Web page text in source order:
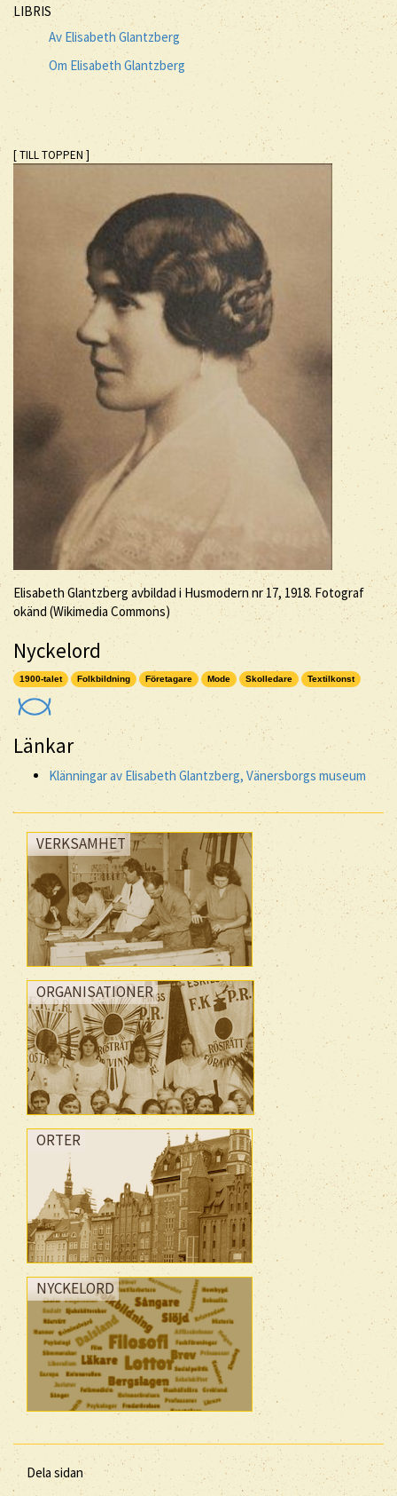
LIBRIS
Av Elisabeth Glantzberg
Om Elisabeth Glantzberg
[ TILL TOPPEN ]
Elisabeth Glantzberg avbildad i Husmodern nr 17, 1918. Fotograf
okänd (Wikimedia Commons)
Nyckelord
1900-talet Folkbildning Företagare Mode Skolledare Textilkonst
Länkar
Klänningar av Elisabeth Glantzberg, Vänersborgs museum
VERKSAMHET
ORGANISATIONER
ORTER
NYCKELORD
Dela sidan